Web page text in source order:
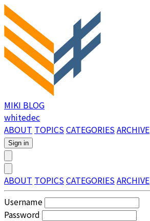
MIKI BLOG
whitedec
ABOUT TOPICSCATEGORIESARCHIVE
Sign in
ABOUT TOPICSCATEGORIESARCHIVE
Username
Password